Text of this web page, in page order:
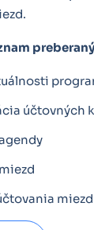
účtovných
miezd